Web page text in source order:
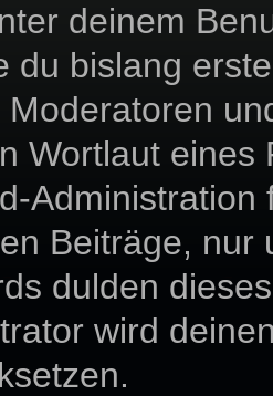
deinem
du bislang
Wortlaut
Beiträge,
dulden
wird